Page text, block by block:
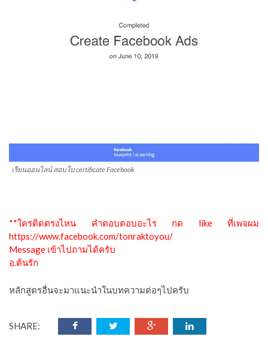
เรียนออนไลน์ สอบใบ certificate Facebook
**ใครติดตรงไหน คำตอบตอบอะไร กด like ที่เพจผม
https://www.facebook.com/tonraktoyou/
Message เข้าไปถามได้ครับ
อ.ต้นรัก
หลักสูตรอื่นจะมาแนะนำในบทความต่อๆไปครับ
SHARE: